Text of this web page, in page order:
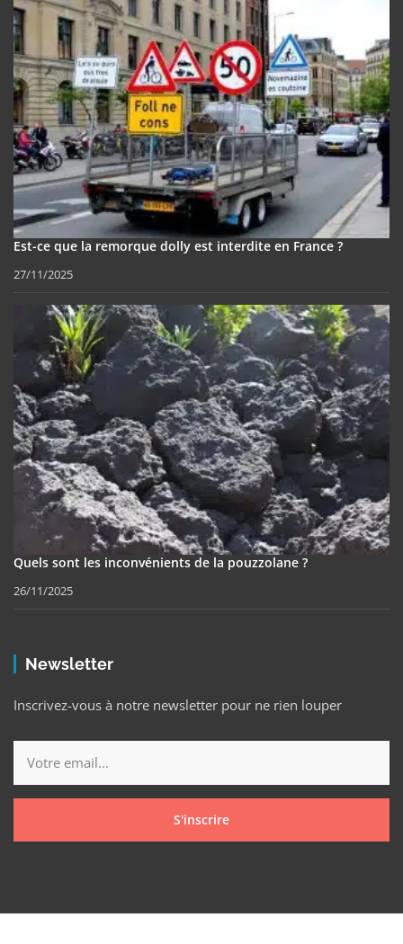
Est-ce que la remorque dolly est interdite en France ?
27/11/2025
Quels sont les inconvénients de la pouzzolane ?
26/11/2025
Newsletter
Inscrivez-vous à notre newsletter pour ne rien louper
S'inscrire